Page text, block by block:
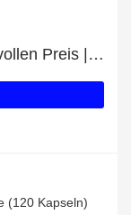
Erhalten Sie 33% Rabatt auf den vollen Preis | 5% Rabatt auf Mega Burn Extreme (120 Kapseln)
(120 Kapseln)